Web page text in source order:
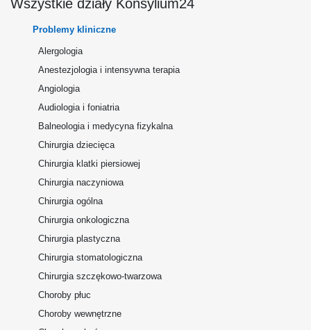
Wszystkie działy Konsylium24
Problemy kliniczne
Alergologia
Anestezjologia i intensywna terapia
Angiologia
Audiologia i foniatria
Balneologia i medycyna fizykalna
Chirurgia dziecięca
Chirurgia klatki piersiowej
Chirurgia naczyniowa
Chirurgia ogólna
Chirurgia onkologiczna
Chirurgia plastyczna
Chirurgia stomatologiczna
Chirurgia szczękowo-twarzowa
Choroby płuc
Choroby wewnętrzne